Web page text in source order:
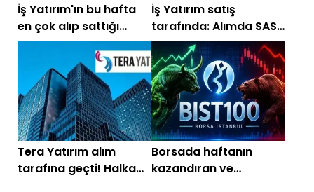
İş Yatırım'ın bu hafta
en çok alıp sattığı
hisseler
İş Yatırım satış
tarafında: Alımda SASA
ikinci sırada
Tera Yatırım alım
tarafına geçti! Halka
Borsada haftanın
kazandıran ve